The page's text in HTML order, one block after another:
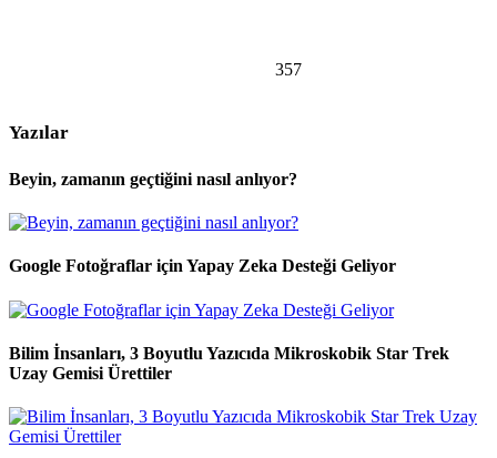
357
Yazılar
Beyin, zamanın geçtiğini nasıl anlıyor?
Google Fotoğraflar için Yapay Zeka Desteği Geliyor
Bilim İnsanları, 3 Boyutlu Yazıcıda Mikroskobik Star Trek
Uzay Gemisi Ürettiler